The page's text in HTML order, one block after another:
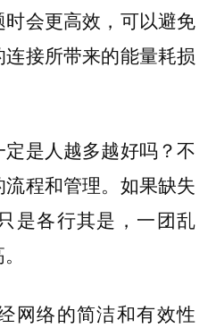
会更高效，可以避免
接所带来的能量耗损
是人越多越好吗？不
程和管理。如果缺失
是各行其是，一团乱
网络的简洁和有效性